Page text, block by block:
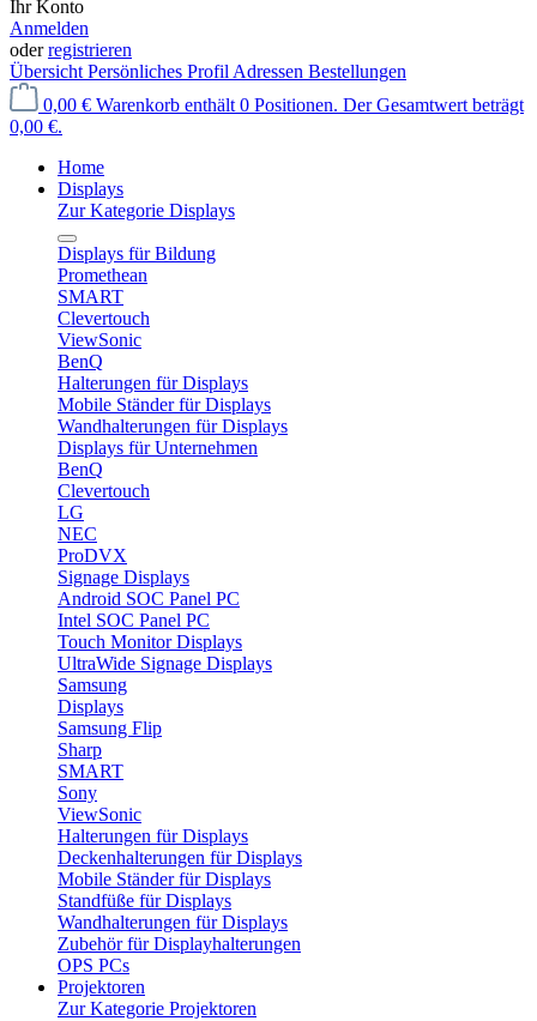
Ihr Konto
Anmelden
oderregistrieren
Übersicht Persönliches Profil Adressen Bestellungen
0,00 € Warenkorb enthält 0 Positionen. Der Gesamtwert beträgt
0,00 €.
Home
Displays
Zur Kategorie Displays
Displays für Bildung
Promethean
SMART
Clevertouch
ViewSonic
BenQ
Halterungen für Displays
Mobile Ständer für Displays
Wandhalterungen für Displays
Displays für Unternehmen
BenQ
Clevertouch
LG
NEC
ProDVX
Signage Displays
Android SOC Panel PC
Intel SOC Panel PC
Touch Monitor Displays
UltraWide Signage Displays
Samsung
Displays
Samsung Flip
Sharp
SMART
Sony
ViewSonic
Halterungen für Displays
Deckenhalterungen für Displays
Mobile Ständer für Displays
Standfüße für Displays
Wandhalterungen für Displays
Zubehör für Displayhalterungen
OPS PCs
Projektoren
Zur Kategorie Projektoren